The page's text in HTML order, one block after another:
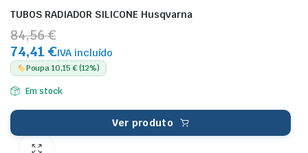
TUBOS RADIADOR SILICONE Husqvarna
84,56 €
74,41 €IVA incluído
Poupa 10,15 € (12%)
Em stock
Ver produto